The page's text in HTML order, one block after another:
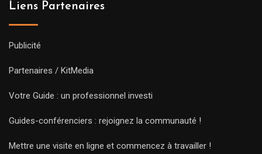
Liens Partenaires
Publicité
Partenaires / KitMedia
Votre Guide : un professionnel investi
Guides-conférenciers : rejoignez la communauté !
Mettre une visite en ligne et commencez à travailler !